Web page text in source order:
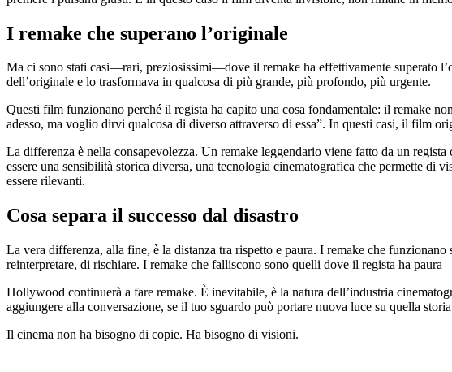
I remake che superano l’originale
Ma ci sono stati casi—rari, preziosissimi—dove il remake ha effettivamente superato
dell’originale e lo trasformava in qualcosa di più grande, più profondo, più urgente.
Questi film funzionano perché il regista ha capito una cosa fondamentale: il remake
adesso, ma voglio dirvi qualcosa di diverso attraverso di essa”. In questi casi, il film
La differenza è nella consapevolezza. Un remake leggendario viene fatto da un
essere una sensibilità storica diversa, una tecnologia cinematografica che permette di
essere rilevanti.
Cosa separa il successo dal disastro
La vera differenza, alla fine, è la distanza tra rispetto e paura. I remake che
reinterpretare, di rischiare. I remake che falliscono sono quelli dove il regista ha
Hollywood continuerà a fare remake. È inevitabile, è la natura dell’industria
aggiungere alla conversazione, se il tuo sguardo può portare nuova luce su quella
Il cinema non ha bisogno di copie. Ha bisogno di visioni.